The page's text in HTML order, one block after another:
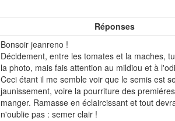
Réponses
Bonsoir jeanreno !
Décidement, entre les tomates et la maches,
la photo, mais fais attention au mildiou et à
Ceci étant il me semble voir que le semis est
jaunissement, voire la pourriture des
manger. Ramasse en éclaircissant et tout
n'oublie pas : semer clair !